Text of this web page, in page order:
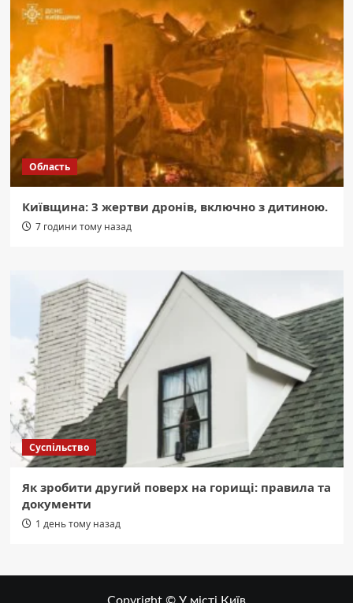
Область
Київщина: 3 жертви дронів, включно з дитиною.
7 години тому назад
Суспільство
Як зробити другий поверх на горищі: правила та
документи
1 день тому назад
Copyright © У місті Київ